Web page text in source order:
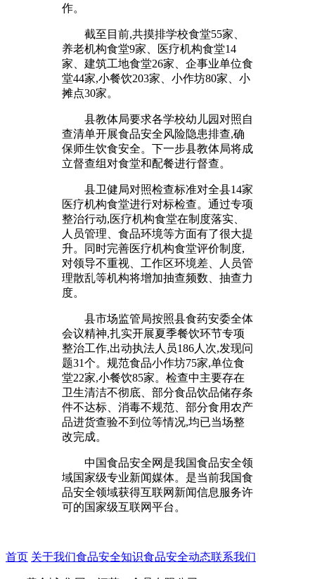
作。
截至目前,共摸排学校食堂55家、
养老机构食堂9家、医疗机构食堂14
家、建筑工地食堂26家、企事业单位食
堂44家,小餐饮203家、小作坊80家、小
摊点30家。
县教体局要求各学校幼儿园对照自
查清单开展食品安全风险隐患排查,确
保师生饮食安全。下一步县教体局将成
立督查组对食堂和配餐进行督查。
县卫健局对照检查标准对全县14家
医疗机构食堂进行对标检查。通过专项
整治行动,医疗机构食堂在制度落实、
人员管理、食品环境等方面有了很大提
升。同时完善医疗机构食堂评价制度,
对领导不重视、工作区环境差、人员管
理散乱等机构将增加抽查频数、抽查力
度。
县市场监管局按照县食药安委全体
会议精神,扎实开展夏季餐饮环节专项
整治工作,出动执法人员186人次,发现问
题31个。规范食品小作坊75家,单位食
堂22家,小餐饮85家。检查中主要存在
卫生清洁不彻底、部分食品饮品储存条
件不达标、消毒不规范、部分食用农产
品进货查验不到位等情况,均已当场整
改完成。
中国食品安全网是我国食品安全领
域国家级专业新闻媒体。是当前我国食
品安全领域获得互联网新闻信息服务许
可的国家级互联网平台。
首页 关于我们食品安全知识食品安全动态联系我们